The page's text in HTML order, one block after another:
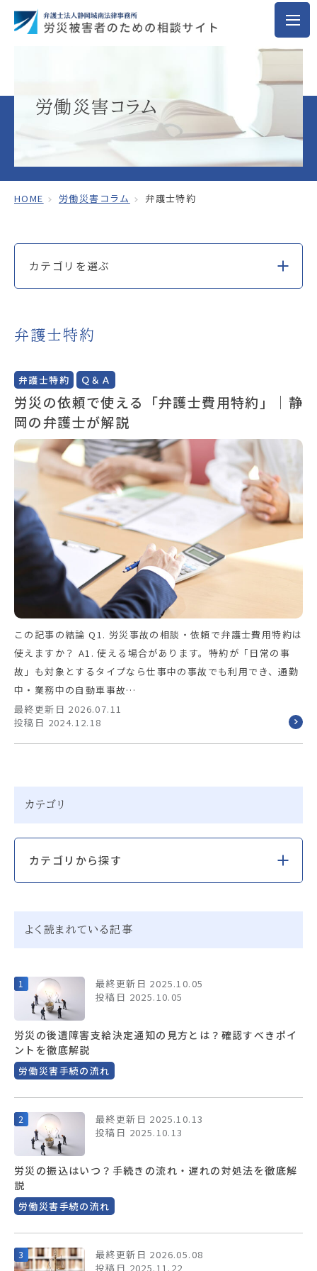
労働災害コラム
HOME 労働災害コラム 弁護士特約
カテゴリを選ぶ
弁護士特約
弁護士特約 Ｑ＆Ａ
労災の依頼で使える「弁護士費用特約」｜静
岡の弁護士が解説
最終更新日 2026.07.11
投稿日 2024.12.18
この記事の結論 Q1. 労災事故の相談・依頼で弁護士費用特約は
使えますか？ A1. 使える場合があります。特約が「日常の事
故」も対象とするタイプなら仕事中の事故でも利用でき、通勤
中・業務中の自動車事故…
カテゴリ
カテゴリから探す
よく読まれている記事
最終更新日 2025.10.05
投稿日 2025.10.05
労災の後遺障害支給決定通知の見方とは？確認すべきポイ
ントを徹底解説
労働災害手続の流れ
最終更新日 2025.10.13
投稿日 2025.10.13
労災の振込はいつ？手続きの流れ・遅れの対処法を徹底解
説
労働災害手続の流れ
最終更新日 2026.05.08
投稿日 2025.11.22